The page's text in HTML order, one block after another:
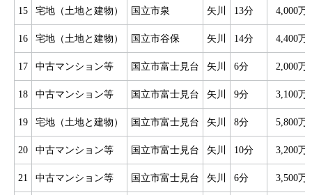
15 宅地（土地と建物） 国立市泉 矢川 13分 4,000万
16 宅地（土地と建物） 国立市谷保 矢川 14分 4,400万
17 中古マンション等 国立市富士見台 矢川 6分 2,000万
18 中古マンション等 国立市富士見台 矢川 9分 3,100万
19 宅地（土地と建物） 国立市富士見台 矢川 8分 5,800万
20 中古マンション等 国立市富士見台 矢川 10分 3,200万
21 中古マンション等 国立市富士見台 矢川 6分 3,500万